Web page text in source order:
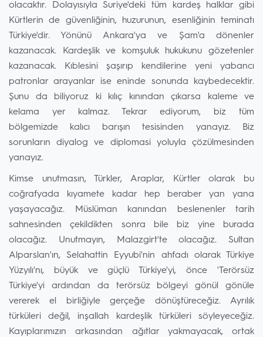
olacaktır. Dolayısıyla Suriye'deki tüm kardeş halklar gibi
Kürtlerin de güvenliğinin, huzurunun, esenliğinin teminatı
Türkiye'dir. Yönünü Ankara'ya ve Şam'a dönenler
kazanacak. Kardeşlik ve komşuluk hukukunu gözetenler
kazanacak. Kıblesini şaşırıp kendilerine yeni yabancı
patronlar arayanlar ise eninde sonunda kaybedecektir.
Şunu da biliyoruz ki kılıç kınından çıkarsa kaleme ve
kelama yer kalmaz. Tekrar ediyorum, biz tüm
bölgemizde kalıcı barışın tesisinden yanayız. Biz
sorunların diyalog ve diplomasi yoluyla çözülmesinden
yanayız.
Kimse unutmasın, Türkler, Araplar, Kürtler olarak bu
coğrafyada kıyamete kadar hep beraber yan yana
yaşayacağız. Müslüman kanından beslenenler tarih
sahnesinden çekildikten sonra bile biz yine burada
olacağız. Unutmayın, Malazgirt'te olacağız. Sultan
Alparslan'ın, Selahattin Eyyubi'nin ahfadı olarak Türkiye
Yüzyılı'nı, büyük ve güçlü Türkiye'yi, önce 'Terörsüz
Türkiye'yi ardından da terörsüz bölgeyi gönül gönüle
vererek el birliğiyle gerçeğe dönüştüreceğiz. Ayrılık
türküleri değil, inşallah kardeşlik türküleri söyleyeceğiz.
Kayıplarımızın arkasından ağıtlar yakmayacak, ortak